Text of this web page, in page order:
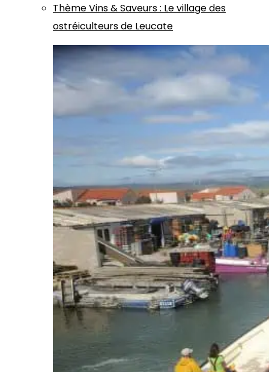
ThèmeVins & Saveurs: Le village des
ostréiculteurs de Leucate